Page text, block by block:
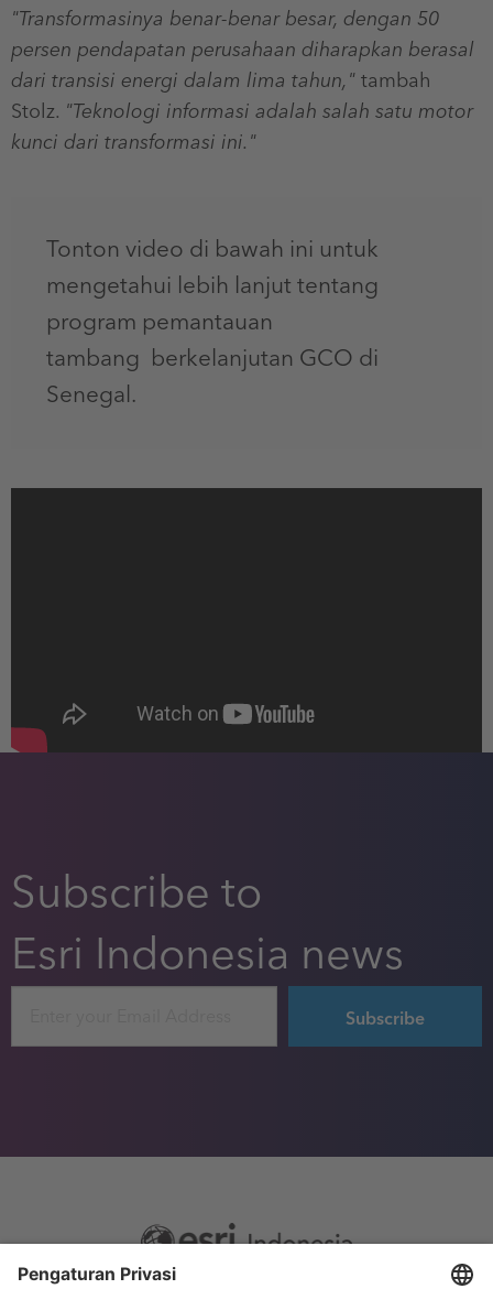
"Transformasinya benar-benar besar, dengan 50
persen pendapatan perusahaan diharapkan berasal
dari transisi energi dalam lima tahun,"tambah
Stolz. "Teknologi informasi adalah salah satu motor
kunci dari transformasi ini."
Tonton video di bawah ini untuk
mengetahui lebih lanjut tentang
program pemantauan
tambang berkelanjutan GCO di
Senegal.
Subscribe to
Esri Indonesia news